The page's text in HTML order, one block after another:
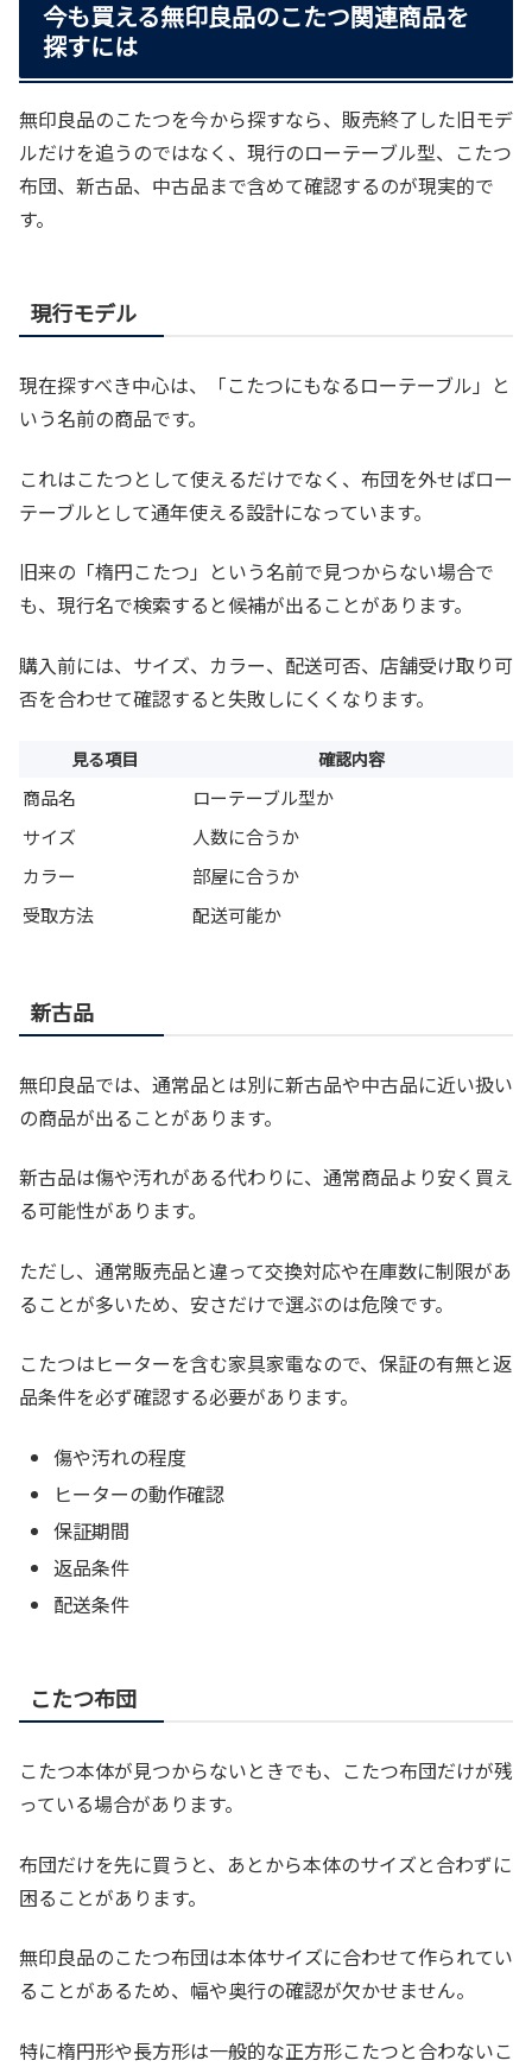
今も買える無印良品のこたつ関連商品を
探すには
無印良品のこたつを今から探すなら、販売終了した旧モデ
ルだけを追うのではなく、現行のローテーブル型、こたつ
布団、新古品、中古品まで含めて確認するのが現実的で
す。
現行モデル
現在探すべき中心は、「こたつにもなるローテーブル」と
いう名前の商品です。
これはこたつとして使えるだけでなく、布団を外せばロー
テーブルとして通年使える設計になっています。
旧来の「楕円こたつ」という名前で見つからない場合で
も、現行名で検索すると候補が出ることがあります。
購入前には、サイズ、カラー、配送可否、店舗受け取り可
否を合わせて確認すると失敗しにくくなります。
見る項目 確認内容
商品名
ローテーブル型か
サイズ
人数に合うか
カラー
部屋に合うか
受取方法
配送可能か
新古品
無印良品では、通常品とは別に新古品や中古品に近い扱い
の商品が出ることがあります。
新古品は傷や汚れがある代わりに、通常商品より安く買え
る可能性があります。
ただし、通常販売品と違って交換対応や在庫数に制限があ
ることが多いため、安さだけで選ぶのは危険です。
こたつはヒーターを含む家具家電なので、保証の有無と返
品条件を必ず確認する必要があります。
傷や汚れの程度
ヒーターの動作確認
保証期間
返品条件
配送条件
こたつ布団
こたつ本体が見つからないときでも、こたつ布団だけが残
っている場合があります。
布団だけを先に買うと、あとから本体のサイズと合わずに
困ることがあります。
無印良品のこたつ布団は本体サイズに合わせて作られてい
ることがあるため、幅や奥行の確認が欠かせません。
特に楕円形や長方形は一般的な正方形こたつと合わないこ